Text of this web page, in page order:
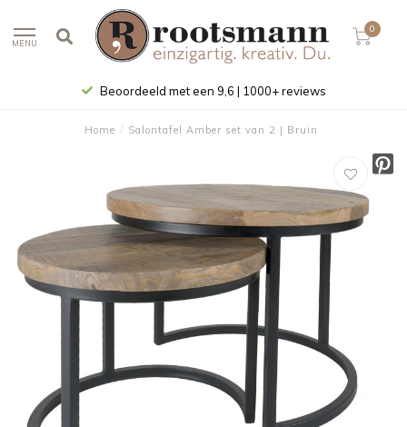
MENU
0
Beoordeeld met een 9,6 | 1000+ reviews
Home / Salontafel Amber set van 2 | Bruin